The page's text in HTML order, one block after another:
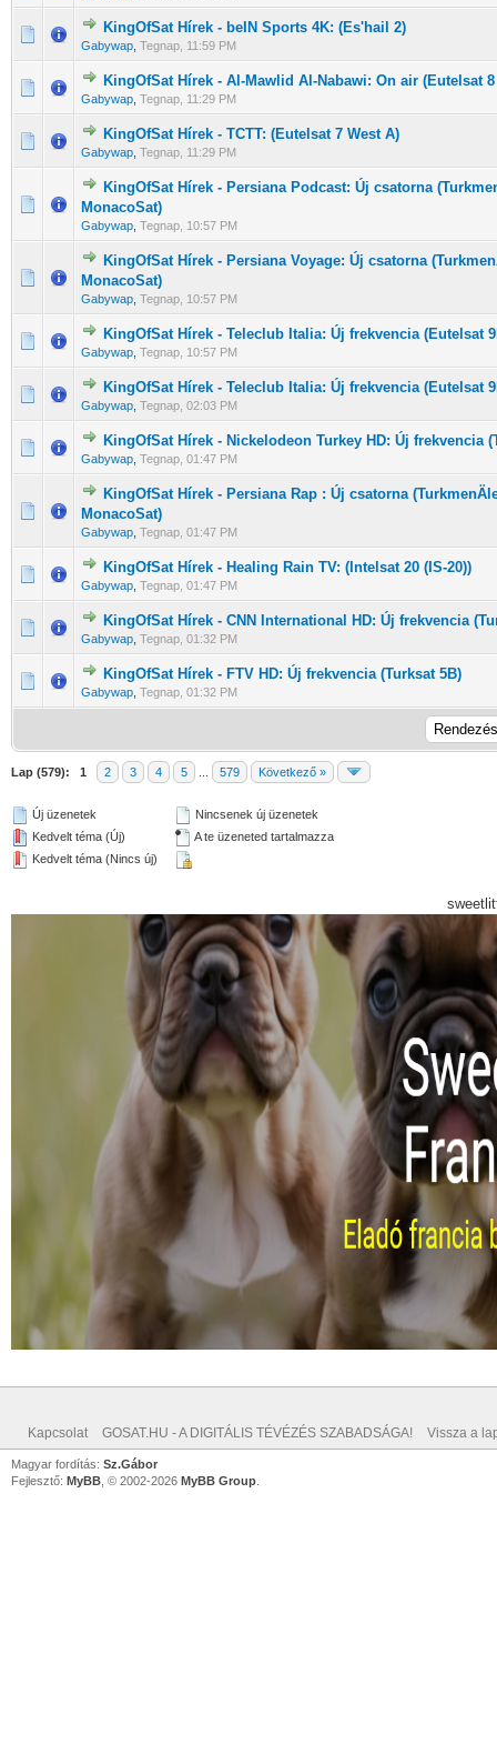
KingOfSat Hírek - beIN Sports 4K: (Es'hail 2)
Gabywap Tegnap , 11:59 PM
0 Szavazat - 0 / 5 átlagban
12 345
KingOfSat Hírek - Al-Mawlid Al-Nabawi: On air (Eutelsat 8
Gabywap Tegnap , 11:29 PM
0 Szavazat - 0 / 5 átlagban
12345
KingOfSat Hírek - TCTT: (Eutelsat 7 West A)
Gabywap Tegnap , 11:29 PM
0 Szavazat - 0 / 5 átlagban
1 2 3 45
KingOfSat Hírek - Persiana Podcast: Új csatorna
MonacoSat)
Gabywap Tegnap , 10:57 PM
0 Szavazat - 0 / 5 átlagban
KingOfSat Hírek - Persiana Voyage: Új csatorna
MonacoSat)
Gabywap Tegnap , 10:57 PM
0 Szavazat - 0 / 5 átlagban
KingOfSat Hírek - Teleclub Italia: Új frekvencia (Eutelsat
Gabywap Tegnap , 10:57 PM
0 Szavazat - 0 / 5 átlagban
12345
KingOfSat Hírek - Teleclub Italia: Új frekvencia (Eutelsat
Gabywap Tegnap , 02:03 PM
0 Szavazat - 0 / 5 átlagban
12345
KingOfSat Hírek - Nickelodeon Turkey HD: Új frekvencia
Gabywap Tegnap , 01:47 PM
0 Szavazat - 0 / 5 átlagban
12345
KingOfSat Hírek - Persiana Rap : Új csatorna
MonacoSat)
Gabywap Tegnap , 01:47 PM
0 Szavazat - 0 / 5 átlagban
KingOfSat Hírek - Healing Rain TV: (Intelsat 20 (IS-20))
Gabywap Tegnap , 01:47 PM
0 Szavazat - 0 / 5 átlagban
12345
KingOfSat Hírek - CNN International HD: Új frekvencia
Gabywap Tegnap , 01:32 PM
0 Szavazat - 0 / 5 átlagban
12 345
KingOfSat Hírek - FTV HD: Új frekvencia (Turksat 5B)
Gabywap Tegnap , 01:32 PM
0 Szavazat - 0 / 5 átlagban
12 345
Lap (579): 1 2 3 4 5 579 Következő »
Új üzenetek
Kedvelt téma (Új)
Kedvelt téma (Nincs új)
Nincsenek új üzenetek
A te üzeneted tartalmazza
Kapcsolat GOSAT.HU - A DIGITÁLIS TÉVÉZÉS SZABADSÁGA! Vissza a
Magyar fordítás: Sz.Gábor
Fejlesztő: MyBB , © 2002-2026 MyBB Group